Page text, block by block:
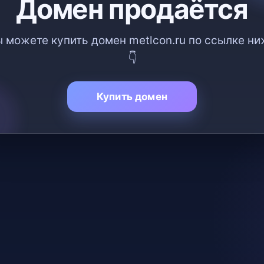
Домен продаётся
можете купить домен metlcon.ru по ссылке
👇
Купить домен